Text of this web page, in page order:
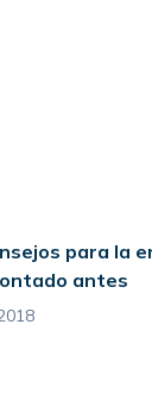
para la
antes